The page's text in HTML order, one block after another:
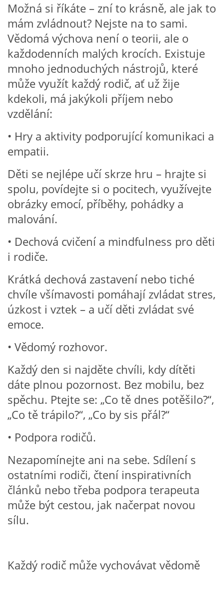
BÁSNĚ K TÉMATU JARO
POHYBOVÉ AKTIVITY NA TÉMA JARO
PÍSNĚ K TÉMATU LÉTO
BÁSNĚ K TÉMATU LÉTO
POHYBOVÉ AKTIVITY NA TÉMA LÉTO
BÁSNĚ K TÉMATU PODZIM
POHYBOVÉ AKTIVITY NA TÉMA PODZIM
PÍSNĚ K TÉMATU ZIMA
BÁSNĚ K TÉMATU ZIMA
VZDĚLÁVACÍ PLÁN OD ZÁŘÍ DO ČERVNA
TÝDENNÍ PLÁNY
SMYSLOVÁ AKTIVITA
MONTESSORI AKTIVITA
JÓGOVÉ CVIČENÍ, TYPY, RADY, RECENZE
KALENDÁŘ PRO DĚTI
SVATÝ VÁCLAV
Možná si říkáte – zní to krásně, ale jak to
mám zvládnout? Nejste na to sami.
Vědomá výchova není o teorii, ale o
každodenních malých krocích. Existuje
mnoho jednoduchých nástrojů, které
může využít každý rodič, ať už žije
kdekoli, má jakýkoli příjem nebo
vzdělání:
• Hry a aktivity podporující komunikaci a
empatii.
Děti se nejlépe učí skrze hru – hrajte si
spolu, povídejte si o pocitech, využívejte
obrázky emocí, příběhy, pohádky a
malování.
• Dechová cvičení a mindfulness pro děti
i rodiče.
Krátká dechová zastavení nebo tiché
chvíle všímavosti pomáhají zvládat stres,
úzkost i vztek – a učí děti zvládat své
emoce.
• Vědomý rozhovor.
Každý den si najděte chvíli, kdy dítěti
dáte plnou pozornost. Bez mobilu, bez
spěchu. Ptejte se: „Co tě dnes potěšilo?“,
„Co tě trápilo?“, „Co by sis přál?“
• Podpora rodičů.
Nezapomínejte ani na sebe. Sdílení s
ostatními rodiči, čtení inspirativních
článků nebo třeba podpora terapeuta
může být cestou, jak načerpat novou
sílu.
Každý rodič může vychovávat vědomě